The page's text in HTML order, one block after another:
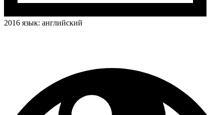
2016 язык: английский